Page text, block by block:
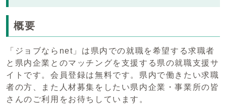
概要
「ジョブならnet」は県内での就職を希望する求職者
と県内企業とのマッチングを支援する県の就職支援サ
イトです。会員登録は無料です。県内で働きたい求職
者の方、また人材募集をしたい県内企業・事業所の皆
さんのご利用をお待ちしています。